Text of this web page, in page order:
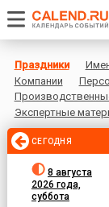
Праздники
Компании
Экспертные
СЕГОДНЯ
8 августа
2026 года,
суббота